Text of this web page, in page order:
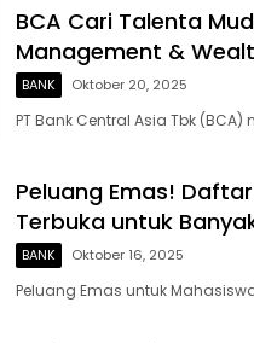
BCA Cari Talenta
Management &
BANK Oktober 20, 2025
PT Bank Central Asia Tbk
Peluang Emas!
Terbuka untuk
BANK Oktober 16, 2025
Peluang Emas untuk